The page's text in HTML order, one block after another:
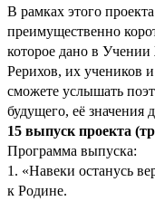
В рамках этого
преимущественно
которое дано в
Рерихов, их учеников
сможете услышать
будущего, её значения
15 выпуск проекта
Программа выпуска:
1. «Навеки останусь
к Родине.